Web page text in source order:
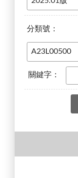
分類號：
關鍵字：